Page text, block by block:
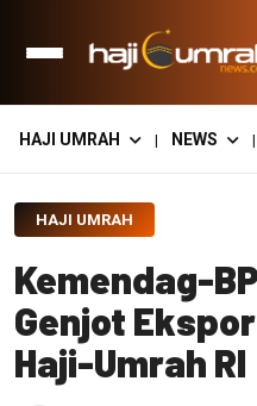
HAJI UMRAH | NEWS |
HAJI UMRAH
Kemendag-
Genjot
Haji-Umrah RI